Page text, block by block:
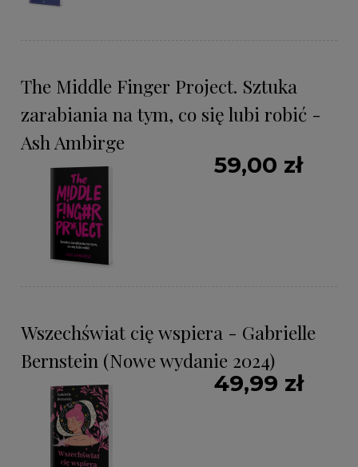
The Middle Finger Project. Sztuka
zarabiania na tym, co się lubi robić -
Ash Ambirge
59,00 zł
Wszechświat cię wspiera - Gabrielle
Bernstein (Nowe wydanie 2024)
49,99 zł